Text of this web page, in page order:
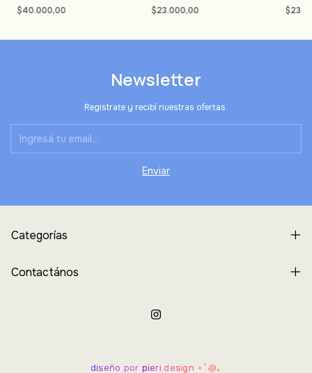
$40.000,00
$23.000,00
Newsletter
Registrate y recibí nuestras ofertas.
Categorías
Contactános
diseño por pieri.design ⋆˚꩜｡